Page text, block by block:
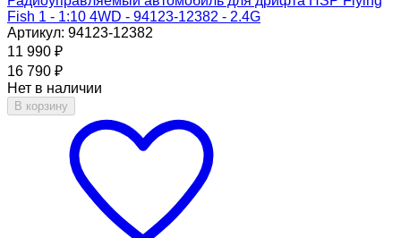
Fish 1 - 1:10 4WD - 94123-12382 - 2.4G
Артикул: 94123-12382
11 990 ₽
16 790 ₽
Нет в наличии
В корзину